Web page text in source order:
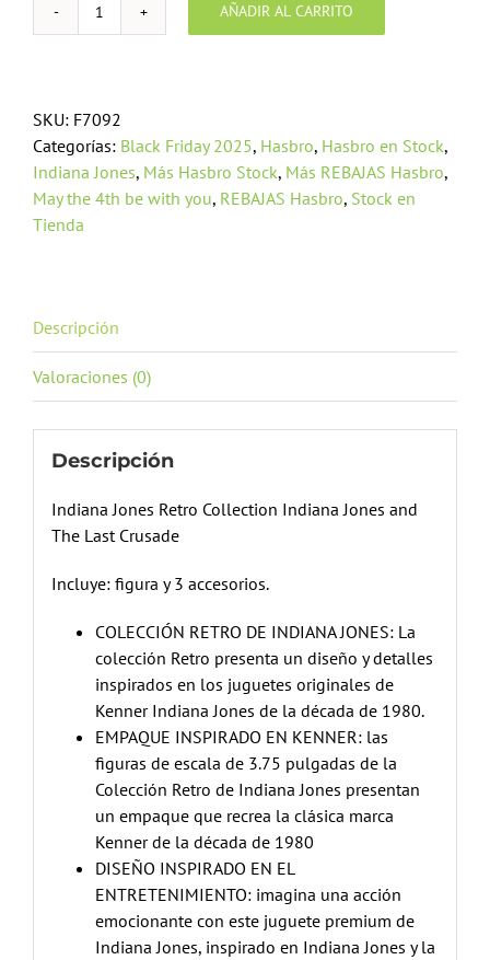
Indiana
Indiana
Jones
and
The
AÑADIR AL CARRITO
SKU: F7092
Categorías: Black Friday 2025, Hasbro, Hasbro en Stock,
Indiana Jones, Más Hasbro Stock, Más REBAJAS Hasbro,
May the 4th be with you, REBAJAS Hasbro, Stock en
Tienda
Descripción
Valoraciones (0)
Descripción
Indiana Jones Retro Collection Indiana Jones and
The Last Crusade
Incluye: figura y 3 accesorios.
COLECCIÓN RETRO DE INDIANA JONES: La
colección Retro presenta un diseño y detalles
inspirados en los juguetes originales de
Kenner Indiana Jones de la década de 1980.
EMPAQUE INSPIRADO EN KENNER: las
figuras de escala de 3.75 pulgadas de la
Colección Retro de Indiana Jones presentan
un empaque que recrea la clásica marca
Kenner de la década de 1980
DISEÑO INSPIRADO EN EL
ENTRETENIMIENTO: imagina una acción
emocionante con este juguete premium de
Indiana Jones, inspirado en Indiana Jones y la